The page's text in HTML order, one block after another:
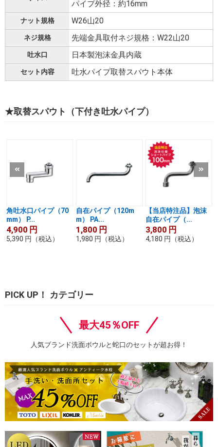
パイプ外径：約16mm
ナット規格 W26山20
ネジ規格 先端金具取付ネジ規格：W22山20
吐水口 日本製泡沫金具内蔵
セット内容 吐水パイプ取替スパウト本体
★取替スパウト（下付き吐水パイプ）
角吐水口パイプ（70
mm） P...
4,900 円
5,390 円 （税込）
自在パイプ（120m
m） PA...
1,800 円
1,980 円 （税込）
【当店特注品】泡沫
自在パイプ（...
3,800 円
4,180 円 （税込）
PICK UP！ カテゴリー
最大45％OFF
人気ブランド洗面ボウルと蛇口のセットが超お得！